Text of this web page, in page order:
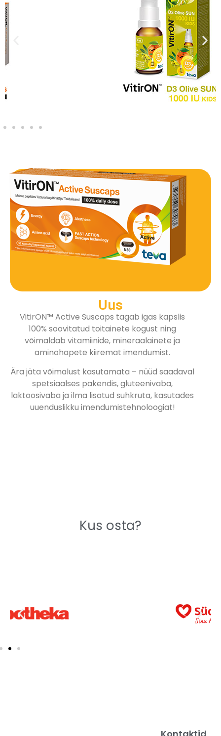
Uus
VitirON™ Active Suscaps tagab igas kapslis
100% soovitatud toitainete kogust ning
võimaldab vitamiinide, mineraalainete ja
aminohapete kiiremat imendumist.
Ära jäta võimalust kasutamata – nüüd saadaval
spetsiaalses pakendis, gluteenivaba,
laktoosivaba ja ilma lisatud suhkruta, kasutades
uuenduslikku imendumistehnoloogiat!
Kus osta?